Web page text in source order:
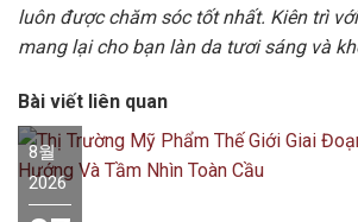
luôn được chăm sóc tốt nhất. Kiên trì
mang lại cho bạn làn da tươi sáng và
Bài viết liên quan
8월
2026